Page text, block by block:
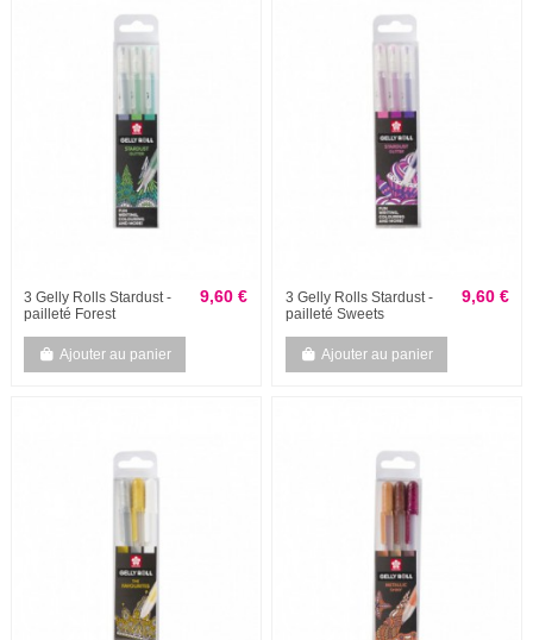
3 Gelly Rolls Stardust -
pailleté Forest
9,60 €
Ajouter au panier
3 Gelly Rolls Stardust -
pailleté Sweets
9,60 €
Ajouter au panier